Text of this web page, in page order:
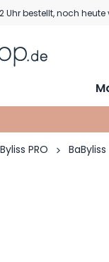
Uhr bestellt, noch
PRO